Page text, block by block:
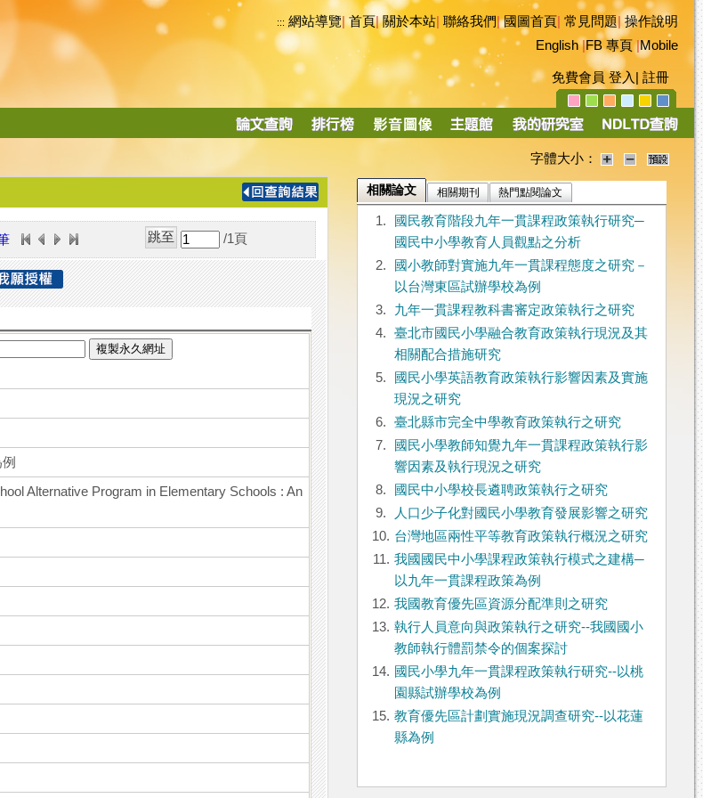
::: 網站導覽|首頁|關於本站 聯絡我們|國圖首頁 常見問題|操作說明
English|FB 專頁|Mobile
免費會員 登入 註冊
導
字體大小：
/1 頁
複製永久網址
Alternative Program in Elementary Schools : An
相關論文 相關期刊 熱門點閱論文
1.
國民教育階段九年一貫課程政策執行研究─
國民中小學教育人員觀點之分析
2.
國小教師對實施九年一貫課程態度之研究－
以台灣東區試辦學校為例
3.
九年一貫課程教科書審定政策執行之研究
4.
臺北市國民小學融合教育政策執行現況及其
相關配合措施研究
5.
國民小學英語教育政策執行影響因素及實施
現況之研究
6.
臺北縣市完全中學教育政策執行之研究
7.
國民小學教師知覺九年一貫課程政策執行影
響因素及執行現況之研究
8.
國民中小學校長遴聘政策執行之研究
9.
人口少子化對國民小學教育發展影響之研究
10. 台灣地區兩性平等教育政策執行概況之研究
11. 我國國民中小學課程政策執行模式之建構─
以九年一貫課程政策為例
12. 我國教育優先區資源分配準則之研究
13. 執行人員意向與政策執行之研究--我國國小
教師執行體罰禁令的個案探討
14. 國民小學九年一貫課程政策執行研究--以桃
園縣試辦學校為例
15. 教育優先區計劃實施現況調查研究--以花蓮
縣為例